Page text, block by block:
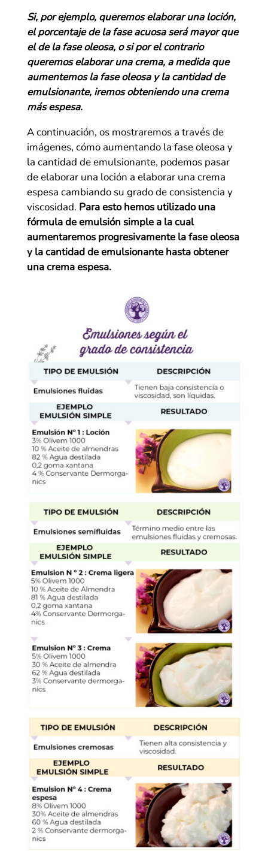
Si, por ejemplo, queremos elaborar una loción,
el porcentaje de la fase acuosa será mayor que
el de la fase oleosa, o si por el contrario
queremos elaborar una crema, a medida que
aumentemos la fase oleosa y la cantidad de
emulsionante, iremos obteniendo una crema
más espesa.
A continuación, os mostraremos a través de
imágenes, cómo aumentando la fase oleosa y
la cantidad de emulsionante, podemos pasar
de elaborar una loción a elaborar una crema
espesa cambiando su grado de consistencia y
viscosidad. Para esto hemos utilizado una
fórmula de emulsión simple a la cual
aumentaremos progresivamente la fase oleosa
y la cantidad de emulsionante hasta obtener
una crema espesa.